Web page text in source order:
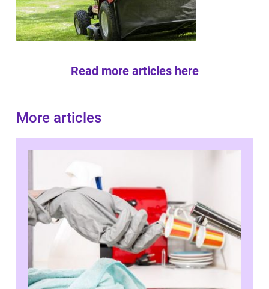
Read more articles here
More articles